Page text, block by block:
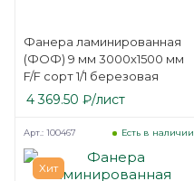
Фанера ламинированная
(ФОФ) 9 мм 3000х1500 мм
F/F сорт 1/1 березовая
4 369.50 ₽/лист
Хит
Есть в наличии
Арт.: 100467